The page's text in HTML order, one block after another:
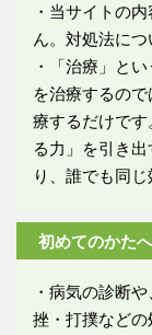
・当サイトの
ん。対処法につ
・「治療」と
を治療するの
療するだけで
る力」を引き
り、誰でも同じ
初めてのかたへ
・病気の診断
挫・打撲など